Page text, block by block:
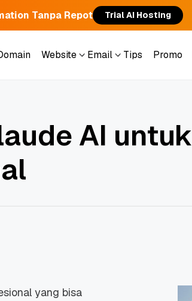
Tanpa Repot Trial AI Hosting
Website
Email
Tips
Promo
AI untuk
yang bisa